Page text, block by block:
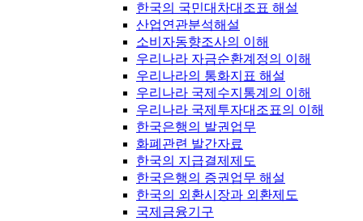
한국의 국민대차대조표 해설
산업연관분석해설
소비자동향조사의 이해
우리나라 자금순환계정의 이해
우리나라의 통화지표 해설
우리나라 국제수지통계의 이해
우리나라 국제투자대조표의 이해
한국은행의 발권업무
화폐관련 발간자료
한국의 지급결제제도
한국은행의 증권업무 해설
한국의 외환시장과 외환제도
국제금융기구